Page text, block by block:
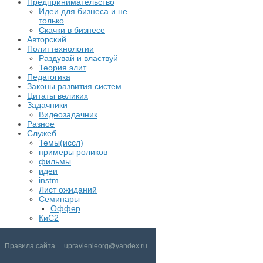
Идеи для бизнеса и не
только
Скачки в бизнесе
Авторский
Политтехнологии
Раздувай и властвуй
Теория элит
​Педагогика
Законы развития систем
Цитаты великих
Задачники
Видеозадачник
Разное
Служеб.
Темы(иссл)
примеры роликов
фильмы
идеи
instm
Лист ожиданий
Семинары
Оффер
КиС2
Правила сайта upravlenieorg@yandex.ru